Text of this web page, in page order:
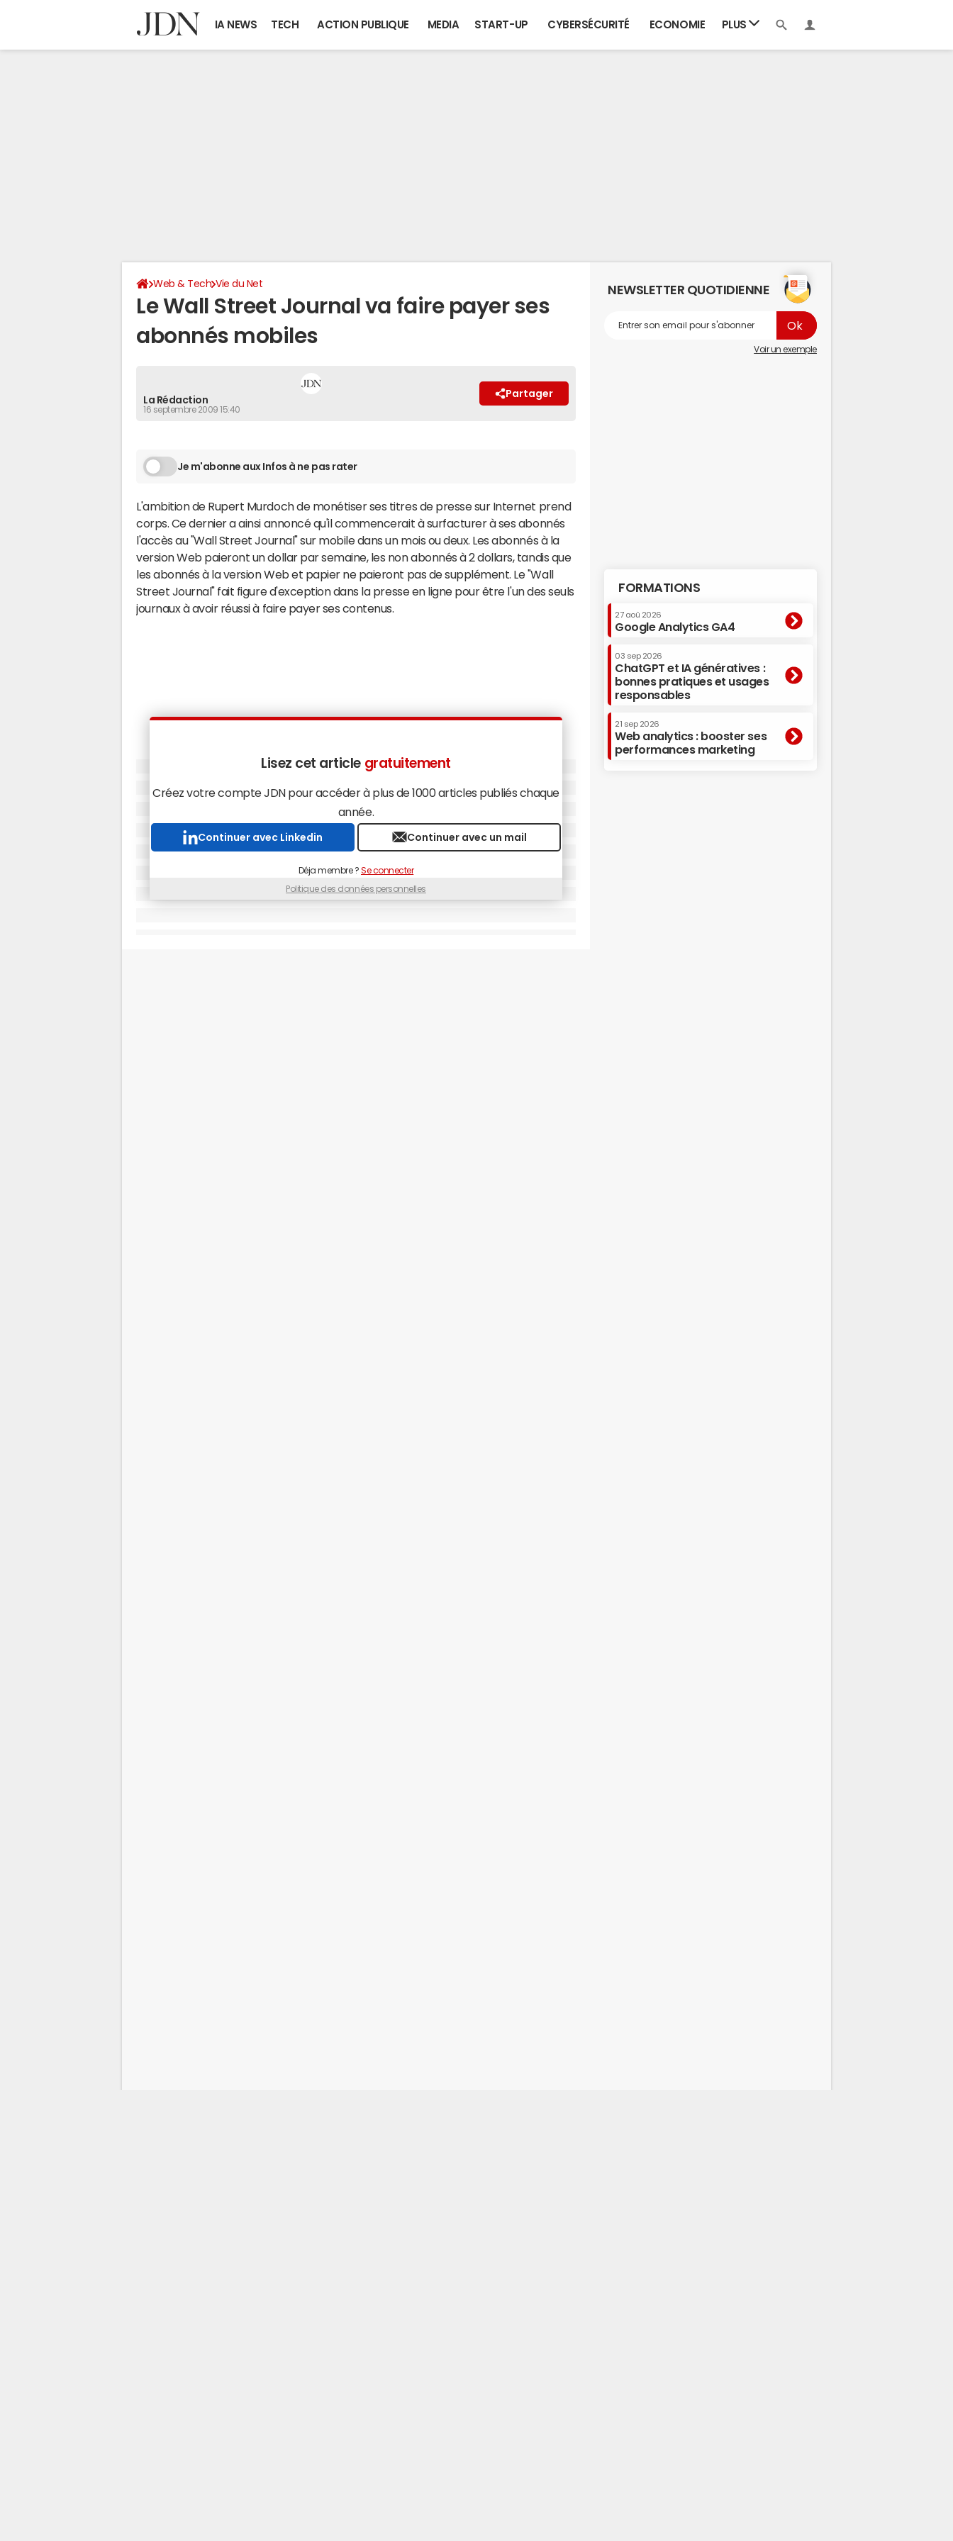
IA NEWS TECH ACTION PUBLIQUE MEDIA START-UP CYBERSÉCURITÉ ECONOMIE PLUS
Web & Tech Vie du Net
Le Wall Street Journal va faire payer ses
abonnés mobiles
La Rédaction
16 septembre 2009 15:40
Partager
Je m'abonne aux Infos à ne pas rater
L'ambition de Rupert Murdoch de monétiser ses titres de presse sur Internet prend
corps. Ce dernier a ainsi annoncé qu'il commencerait à surfacturer à ses abonnés
l'accès au "Wall Street Journal" sur mobile dans un mois ou deux. Les abonnés à la
version Web paieront un dollar par semaine, les non abonnés à 2 dollars, tandis que
les abonnés à la version Web et papier ne paieront pas de supplément. Le "Wall
Street Journal" fait figure d'exception dans la presse en ligne pour être l'un des seuls
journaux à avoir réussi à faire payer ses contenus.
Lisez cet article gratuitement
Créez votre compte JDN pour accéder à plus de 1000 articles publiés chaque
année.
Continuer avec Linkedin Continuer avec un mail
Déja membre ? Se connecter
Politique des données personnelles
NEWSLETTER QUOTIDIENNE
Voir un exemple
FORMATIONS
27 aoû 2026
Google Analytics GA4
03 sep 2026
ChatGPT et IA génératives :
bonnes pratiques et usages
responsables
21 sep 2026
Web analytics : booster ses
performances marketing